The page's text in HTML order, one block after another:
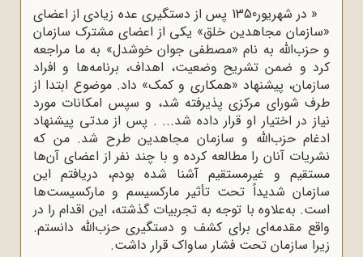
« در شهریور1350 پس از دستگیری عده زیادی از اعضای
«سازمان مجاهدین خلق» یکی از اعضای مشترک سازمان
و حزب‌الله به نام «مصطفی جوان خوشدل» به ما مراجعه
کرد و ضمن تشریح وضعیت، اهداف، برنامه‌ها و افراد
سازمان، پیشنهاد «همکاری و کمک» داد. موضوع ابتدا از
طرف شورای مرکزی پذیرفته شد، و سپس امکانات مورد
نیاز در اختیار او قرار داده شد... . پس از مدتی پیشنهاد
ادغام حزب‌الله و سازمان مجاهدین طرح شد. من که
نشریات آنان را مطالعه کرده و با چند نفر از اعضای آن‌ها
مستقیم و غیرمستقیم آشنا شده بودم، دریافتم این
سازمان شدیداً تحت ‌تأثیر مارکسیسم و مارکسیست‌ها
است. به‌علاوه با توجه به تجربیات گذشته، این اقدام را در
واقع مقدمه‌ای برای کشف و دستگیری حزب‌الله دانستم.
زیرا سازمان تحت فشار ساواک قرار داشت.